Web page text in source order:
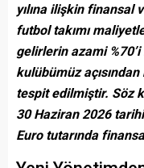
yılına ilişkin finansal
futbol takımı
gelirlerin azami %70’i
kulübümüz
tespit edilmiştir. Söz
30 Haziran 2026
Euro tutarında